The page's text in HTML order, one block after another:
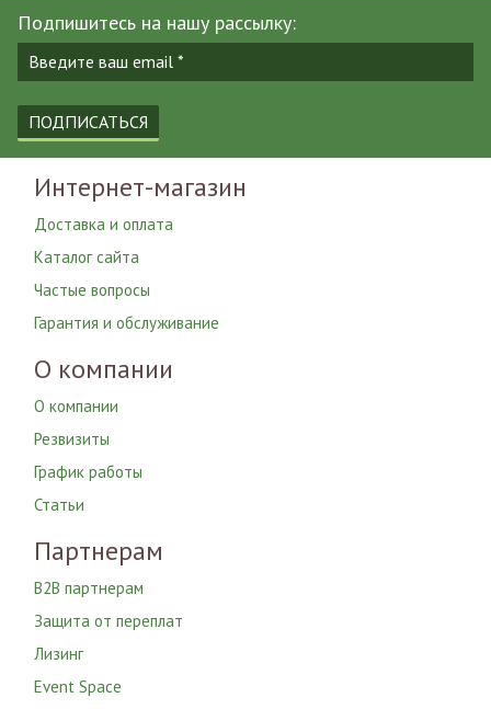
Подпишитесь на нашу рассылку:
ПОДПИСАТЬСЯ
Интернет-магазин
Доставка и оплата
Каталог сайта
Частые вопросы
Гарантия и обслуживание
О компании
О компании
Резвизиты
График работы
Статьи
Партнерам
B2B партнерам
Защита от переплат
Лизинг
Event Space